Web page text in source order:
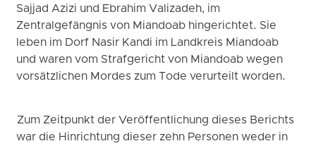
Sajjad Azizi und Ebrahim Valizadeh, im
Zentralgefängnis von Miandoab hingerichtet. Sie
leben im Dorf Nasir Kandi im Landkreis Miandoab
und waren vom Strafgericht von Miandoab wegen
vorsätzlichen Mordes zum Tode verurteilt worden.
Zum Zeitpunkt der Veröffentlichung dieses Berichts
war die Hinrichtung dieser zehn Personen weder in